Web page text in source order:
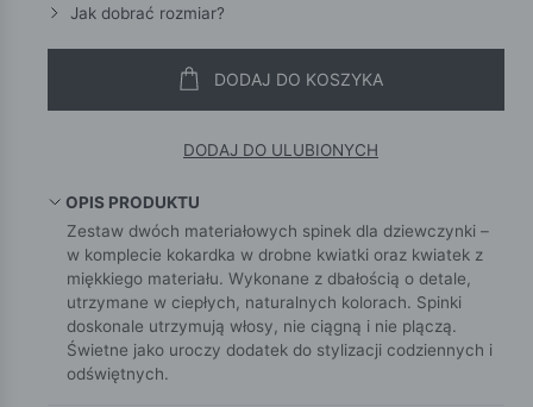
Jak dobrać rozmiar?
DODAJ DO KOSZYKA
DODAJ DO ULUBIONYCH
OPIS PRODUKTU
Zestaw dwóch materiałowych spinek dla dziewczynki –
w komplecie kokardka w drobne kwiatki oraz kwiatek z
miękkiego materiału. Wykonane z dbałością o detale,
utrzymane w ciepłych, naturalnych kolorach. Spinki
doskonale utrzymują włosy, nie ciągną i nie plączą.
Świetne jako uroczy dodatek do stylizacji codziennych i
odświętnych.